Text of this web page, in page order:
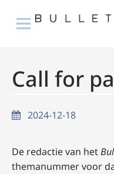
Call for
2024-12-18
De redactie van het
themanummer voor